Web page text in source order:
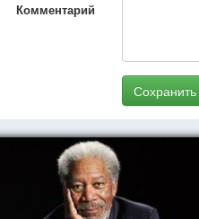
Комментарий
Сохранить